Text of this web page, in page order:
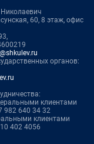
60, 8 этаж, офис
органов:
клиентами
982 640 34 32
клиентами
402 4056